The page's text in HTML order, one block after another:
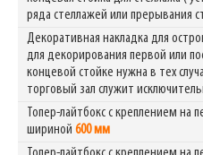
ряда стеллажей или прерывания
Декоративная накладка для
для декорирования первой или
концевой стойке нужна в тех
торговый зал служит
Топер-лайтбокс с креплением на
шириной 600 мм